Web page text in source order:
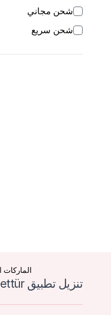
شحن مجاني
شحن سريع
الماركات
تنزيل تطبيق Devr-i Tesettür